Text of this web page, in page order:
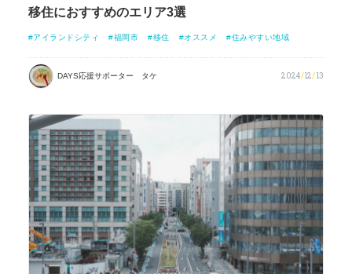
移住におすすめのエリア3選
アイランドシティ 福岡市 移住 オススメ 住みやすい地域
DAYS応援サポーター タケ 2024/12/13